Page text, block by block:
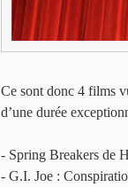
Ce sont donc 4 films
d’une durée
- Spring Breakers de
- G.I. Joe :